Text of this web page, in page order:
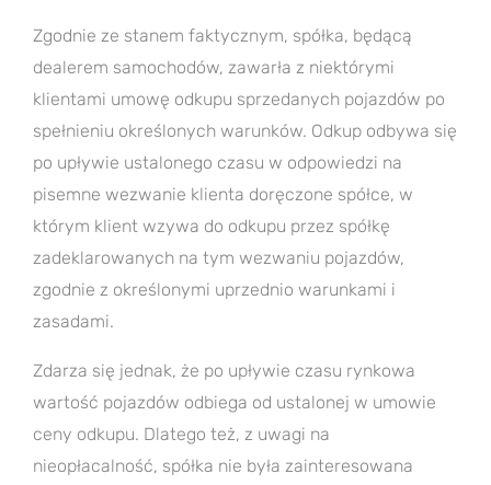
Zgodnie ze stanem faktycznym, spółka, będącą
dealerem samochodów, zawarła z niektórymi
klientami umowę odkupu sprzedanych pojazdów po
spełnieniu określonych warunków. Odkup odbywa się
po upływie ustalonego czasu w odpowiedzi na
pisemne wezwanie klienta doręczone spółce, w
którym klient wzywa do odkupu przez spółkę
zadeklarowanych na tym wezwaniu pojazdów,
zgodnie z określonymi uprzednio warunkami i
zasadami.
Zdarza się jednak, że po upływie czasu rynkowa
wartość pojazdów odbiega od ustalonej w umowie
ceny odkupu. Dlatego też, z uwagi na
nieopłacalność, spółka nie była zainteresowana